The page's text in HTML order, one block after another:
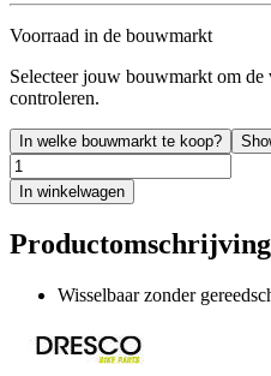
Voorraad in de bouwmarkt
Selecteer jouw bouwmarkt om
controleren.
In welke bouwmarkt te koop?
In winkelwagen
Productomschrijving
Wisselbaar zonder